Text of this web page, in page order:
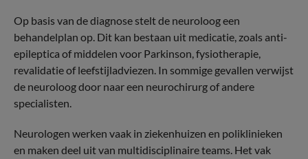
Op basis van de diagnose stelt de neuroloog een
behandelplan op. Dit kan bestaan uit medicatie, zoals anti-
epileptica of middelen voor Parkinson, fysiotherapie,
revalidatie of leefstijladviezen. In sommige gevallen verwijst
de neuroloog door naar een neurochirurg of andere
specialisten.
Neurologen werken vaak in ziekenhuizen en poliklinieken
en maken deel uit van multidisciplinaire teams. Het vak